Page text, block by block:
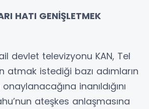
HATI GENİŞLETMEK
devlet televizyonu KAN, Tel
atmak istediği bazı adımların
inanıldığını
ateşkes anlaşmasına